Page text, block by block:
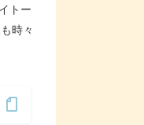
トー
時々